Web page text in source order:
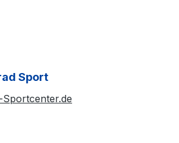
Sport